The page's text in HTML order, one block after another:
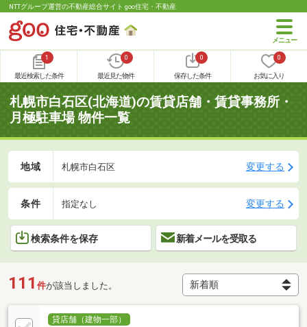
NTTグループ運営の不動産総合サイト goo住宅・不動産
1
最近検索した条件
0
最近見た物件
0
保存した条件
0
お気に入り
札幌市白石区(北海道)の賃貸店舗・賃貸事務所・
月極駐車場 物件一覧
地域 札幌市白石区 変更する
条件 指定なし 変更する
検索条件を保存 新着メールを受取る
111 件が該当しました。
貸店舗（建物一部）